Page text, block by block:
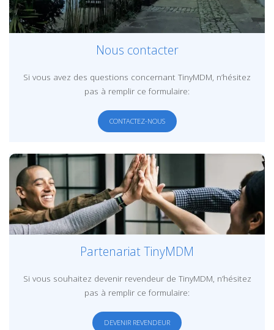
Nous contacter
Si vous avez des questions concernant TinyMDM, n’hésitez
pas à remplir ce formulaire:
CONTACTEZ-NOUS
Partenariat TinyMDM
Si vous souhaitez devenir revendeur de TinyMDM, n’hésitez
pas à remplir ce formulaire:
DEVENIR REVENDEUR